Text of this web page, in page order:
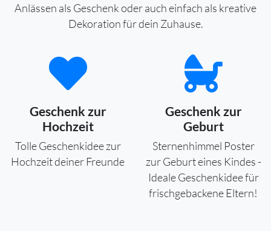
Anlässen als Geschenk oder auch einfach als kreative
Dekoration für dein Zuhause.
Geschenk zur
Hochzeit
Tolle Geschenkidee zur
Hochzeit deiner Freunde
Geschenk zur
Geburt
Sternenhimmel Poster
zur Geburt eines Kindes -
Ideale Geschenkidee für
frischgebackene Eltern!